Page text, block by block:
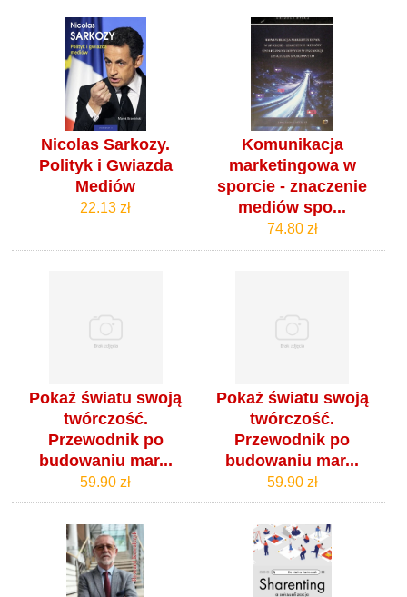
Nicolas Sarkozy.
Polityk i Gwiazda
Mediów
22.13 zł
Komunikacja
marketingowa w
sporcie - znaczenie
mediów spo...
74.80 zł
Pokaż światu swoją
twórczość.
Przewodnik po
budowaniu mar...
59.90 zł
Pokaż światu swoją
twórczość.
Przewodnik po
budowaniu mar...
59.90 zł